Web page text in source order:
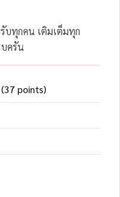
ทุกคน เติมเต็มทุก
ครัน
points)